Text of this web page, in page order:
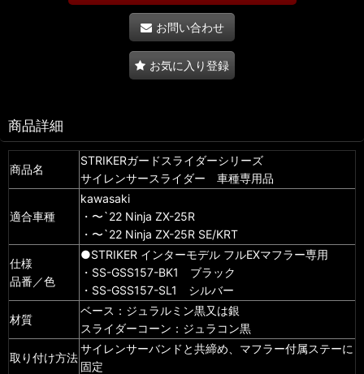
お問い合わせ
お気に入り登録
商品詳細
商品名
STRIKERガードスライダーシリーズ
サイレンサースライダー 車種専用品
適合車種
kawasaki
・〜`22 Ninja ZX-25R
・〜`22 Ninja ZX-25R SE/KRT
仕様
品番／色
●STRIKER インターモデル フルEXマフラー専用
・SS-GSS157-BK1 ブラック
・SS-GSS157-SL1 シルバー
材質
ベース：ジュラルミン黒又は銀
スライダーコーン：ジュラコン黒
取り付け方法
サイレンサーバンドと共締め、マフラー付属ステーに
固定